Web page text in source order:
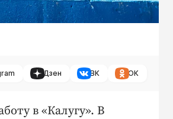
Дзен ВК ОК
в «Калугу». В